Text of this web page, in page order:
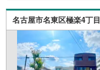
名古屋市名東区極楽4丁目